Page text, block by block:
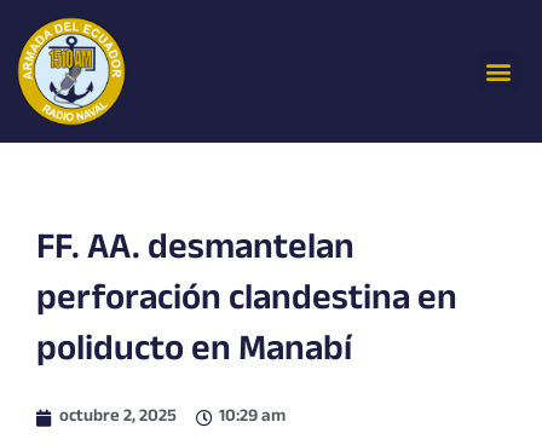
contenido
FF. AA. desmantelan
perforación clandestina en
poliducto en Manabí
octubre 2, 2025 10:29 am